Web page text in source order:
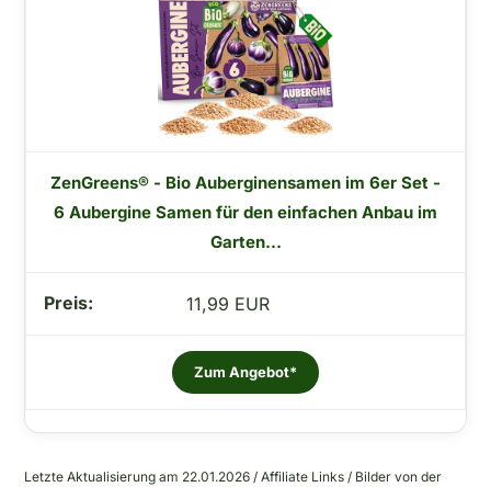
ZenGreens® - Bio Auberginensamen im 6er Set -
6 Aubergine Samen für den einfachen Anbau im
Garten...
11,99 EUR
Zum Angebot*
Letzte Aktualisierung am 22.01.2026 / Affiliate Links / Bilder von der